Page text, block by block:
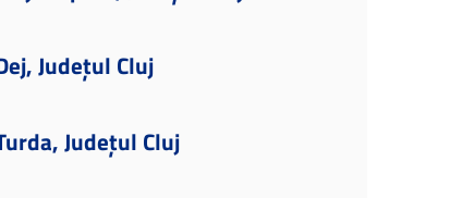
Județul Cluj
Județul Cluj